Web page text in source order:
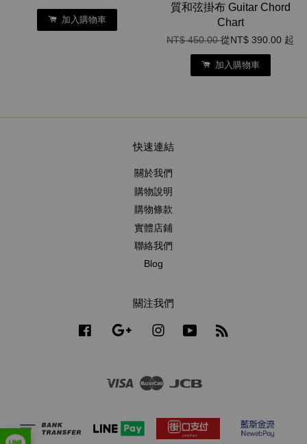
加入購物車
質和弦掛布 Guitar Chord
Chart
NT$ 450.00從 NT$ 390.00 起
加入購物車
快速連結
關於我們
購物說明
購物條款
實體店鋪
聯絡我們
Blog
關注我們
Facebook Google InstagramYouTube
Visa Master